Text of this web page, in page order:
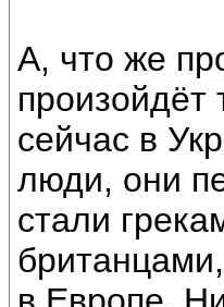
А, что же
произойдёт
сейчас в
люди, они
стали